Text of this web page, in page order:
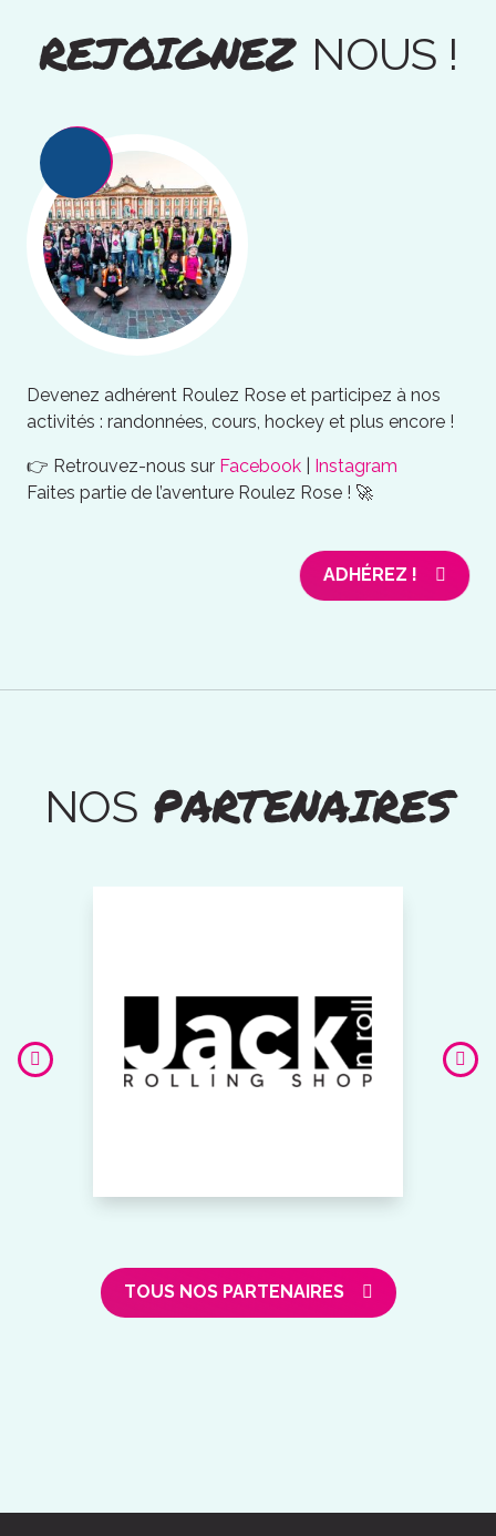
REJOIGNEZ NOUS !
Devenez adhérent Roulez Rose et participez à nos
activités : randonnées, cours, hockey et plus encore !
👉 Retrouvez-nous sur Facebook
Instagram
Faites partie de l’aventure Roulez Rose ! 🚀
ADHÉREZ !
NOSPARTENAIRES
TOUS NOS PARTENAIRES